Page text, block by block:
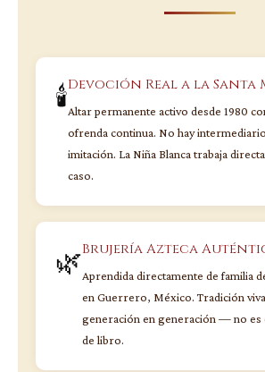
🕯️Devoción Real a la Santa
Altar permanente activo desde 1980
ofrenda continua. No hay
imitación. La Niña Blanca trabaja
caso.
🌿Brujería Azteca
Aprendida directamente de familia
en Guerrero, México. Tradición
generación en generación — no es
de libro.